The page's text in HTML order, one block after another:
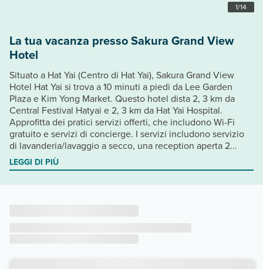
1/14
La tua vacanza presso Sakura Grand View
Hotel
Situato a Hat Yai (Centro di Hat Yai), Sakura Grand View
Hotel Hat Yai si trova a 10 minuti a piedi da Lee Garden
Plaza e Kim Yong Market. Questo hotel dista 2, 3 km da
Central Festival Hatyai e 2, 3 km da Hat Yai Hospital.
Approfitta dei pratici servizi offerti, che includono Wi-Fi
gratuito e servizi di concierge. I servizi includono servizio
di lavanderia/lavaggio a secco, una reception aperta 2...
LEGGI DI PIÙ